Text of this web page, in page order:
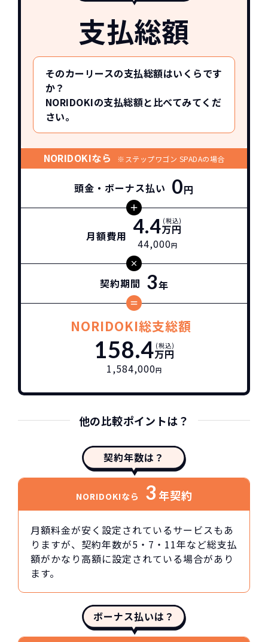
支払総額
そのカーリースの支払総額はいくらです
か？
NORIDOKIの支払総額と比べてみてくだ
さい。
NORIDOKIなら ※ステップワゴン SPADAの場合
頭金・ボーナス払い 0円
月額費用 4.4万円
(税込)
44,000円
契約期間 3年
NORIDOKI総支総額
158.4万円
(税込)
1,584,000円
他の比較ポイントは？
契約年数は？
NORIDOKIなら 3 年契約
月額料金が安く設定されているサービスもあ
りますが、契約年数が5・7・11年など総支払
額がかなり高額に設定されている場合があり
ます。
ボーナス払いは？